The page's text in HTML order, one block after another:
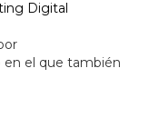
Digital
en el que también